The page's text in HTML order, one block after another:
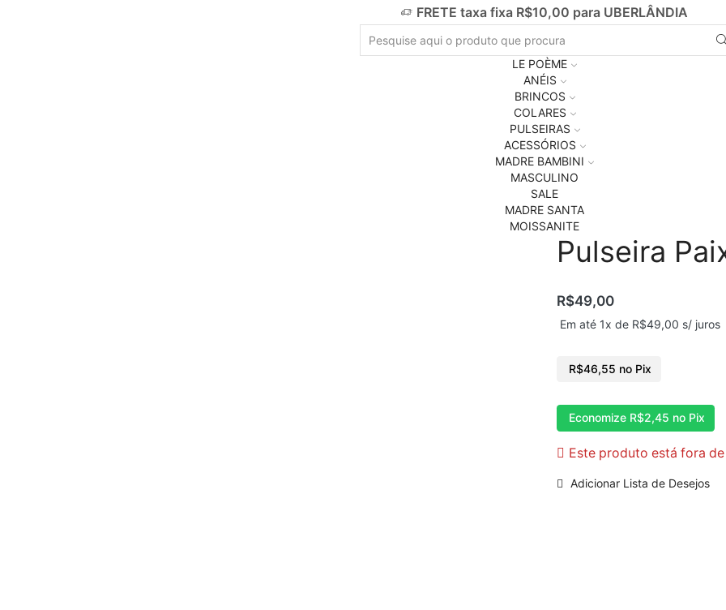
FRETE taxa fixa R$10,00 para UBERLÂNDIA
LE POÈME
ANÉIS
BRINCOS
COLARES
PULSEIRAS
ACESSÓRIOS
MADRE BAMBINI
MASCULINO
SALE
MADRE SANTA
MOISSANITE
Pulseira
R$49,00
Em até 1x de R$49,00 s/ juros
R$46,55 no Pix
Economize R$2,45 no Pix
Este produto está fora
Adicionar Lista de Desejos